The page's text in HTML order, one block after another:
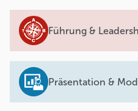
Führung &
Präsentation &